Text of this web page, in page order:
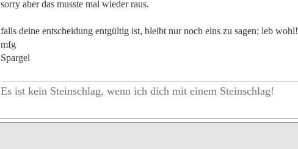
sorry aber das musste mal wieder raus.
falls deine entscheidung entgültig ist, bleibt nur noch eins zu sagen; leb wohl!
mfg
Spargel
Es ist kein Steinschlag, wenn ich dich mit einem Steinschlag!